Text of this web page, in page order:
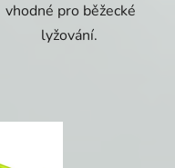
vhodné pro běžecké
lyžování.